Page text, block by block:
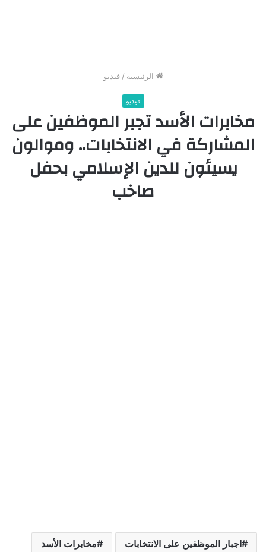
الرئيسية / فيديو
فيديو
مخابرات الأسد تجبر الموظفين على
المشاركة في الانتخابات.. وموالون
يسيئون للدين الإسلامي بحفل
صاخب
اجبار الموظفين على الانتخابات مخابرات الأسد